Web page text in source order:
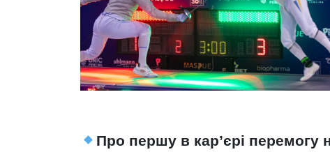
Про першу в кар’єрі перемогу